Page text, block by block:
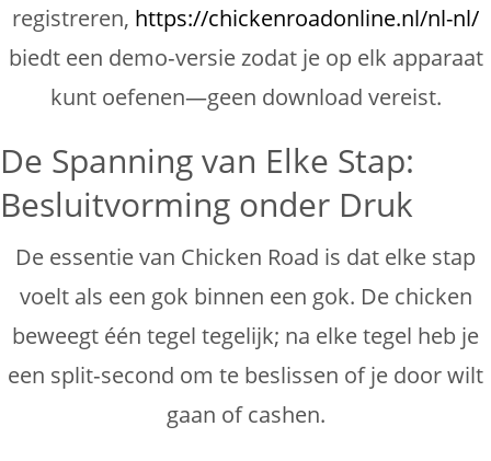
registreren, https://chickenroadonline.nl/nl-nl/
biedt een demo‑versie zodat je op elk apparaat
kunt oefenen—geen download vereist.
De Spanning van Elke Stap:
Besluitvorming onder Druk
De essentie van Chicken Road is dat elke stap
voelt als een gok binnen een gok. De chicken
beweegt één tegel tegelijk; na elke tegel heb je
een split‑second om te beslissen of je door wilt
gaan of cashen.